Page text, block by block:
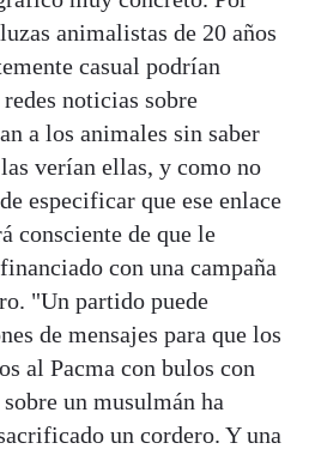
animalistas de 20 años
casual podrían
noticias sobre
a los animales sin saber
verían ellas, y como no
especificar que ese enlace
consciente de que le
con una campaña
"Un partido puede
de mensajes para que los
al Pacma con bulos con
un musulmán ha
un cordero. Y una